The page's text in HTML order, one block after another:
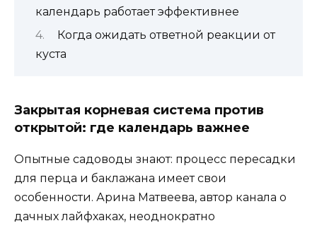
календарь работает эффективнее
Когда ожидать ответной реакции от
куста
Закрытая корневая система против
открытой: где календарь важнее
Опытные садоводы знают: процесс пересадки
для перца и баклажана имеет свои
особенности. Арина Матвеева, автор канала о
дачных лайфхаках, неоднократно